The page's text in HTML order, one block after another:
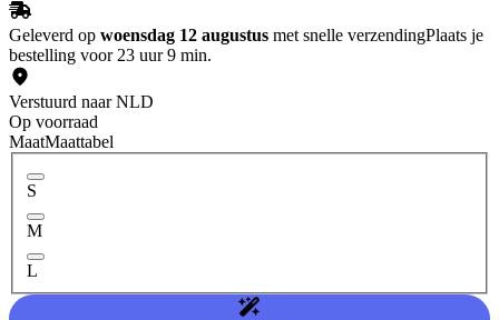
Geleverd op woensdag 12 augustus met snelle verzendingPlaats je
bestelling voor 23 uur 9 min.
Verstuurd naar NLD
Op voorraad
MaatMaattabel
S
M
L